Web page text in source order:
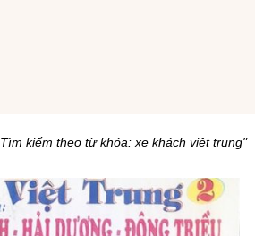
Tìm kiếm theo từ khóa: xe khách việt trung"